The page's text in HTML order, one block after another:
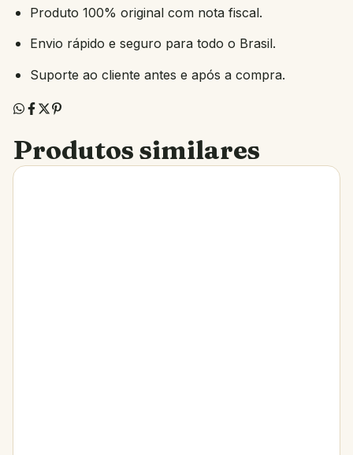
Produto 100% original com nota fiscal.
Envio rápido e seguro para todo o Brasil.
Suporte ao cliente antes e após a compra.
Produtos similares